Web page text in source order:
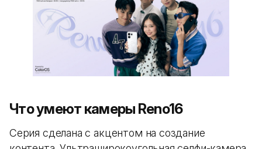
Что умеют камеры Reno16
Серия сделана с акцентом на создание